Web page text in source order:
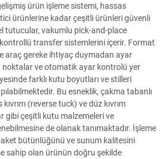
ürün işleme sistemi, hassas
ürünlerine kadar çeşitli ürünleri güvenli
tutucular, vakumlu pick-and-place
transfer sistemlerini içerir. Format
araç gereke ihtiyaç duymadan ayar
noktalar ve otomatik ayar kontrolü yer
farklı kutu boyutları ve stilleri
Bu esneklik, çakma tabanlı
(reverse tuck) ve düz kıvrım
gibi çeşitli kutu malzemeleri ve
de olanak tanımaktadır. İşleme
bütünlüğünü ve sunum kalitesini
sahip olan ürünün doğru şekilde